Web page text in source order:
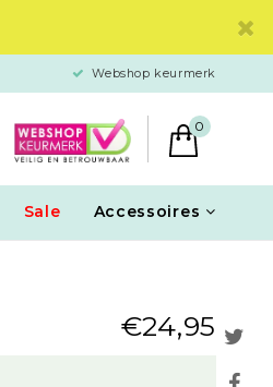
Webshop keurmerk
0
Sale Accessoires
€24,95